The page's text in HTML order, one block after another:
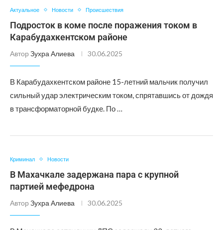
Актуальное Новости Происшествия
Подросток в коме после поражения током в
Карабудахкентском районе
Автор Зухра Алиева 30.06.2025
В Карабудахкентском районе 15-летний мальчик получил
сильный удар электрическим током, спрятавшись от дождя
в трансформаторной будке. По …
Криминал Новости
В Махачкале задержана пара с крупной
партией мефедрона
Автор Зухра Алиева 30.06.2025